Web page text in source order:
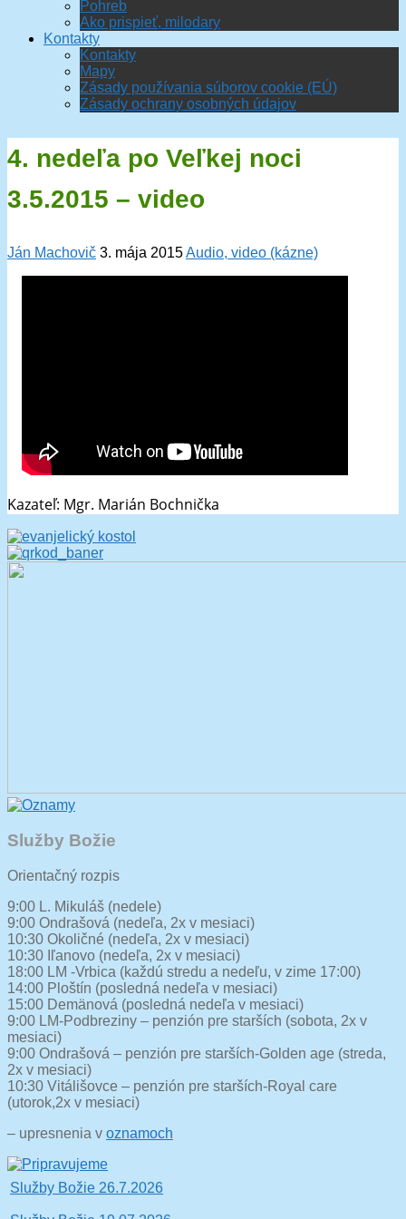
Pohreb
Ako prispieť, milodary
Kontakty
Kontakty
Mapy
Zásady používania súborov cookie (EÚ)
Zásady ochrany osobných údajov
4. nedeľa po Veľkej noci
3.5.2015 – video
Ján Machovič 3. mája 2015Audio, video (kázne)
Kazateľ: Mgr. Marián Bochnička
Služby Božie
Orientačný rozpis
9:00 L. Mikuláš (nedele)
9:00 Ondrašová (nedeľa, 2x v mesiaci)
10:30 Okoličné (nedeľa, 2x v mesiaci)
10:30 Iľanovo (nedeľa, 2x v mesiaci)
18:00 LM -Vrbica (každú stredu a nedeľu, v zime 17:00)
14:00 Ploštín (posledná nedeľa v mesiaci)
15:00 Demänová (posledná nedeľa v mesiaci)
9:00 LM-Podbreziny – penzión pre starších (sobota, 2x v
mesiaci)
9:00 Ondrašová – penzión pre starších-Golden age (streda,
2x v mesiaci)
10:30 Vitálišovce – penzión pre starších-Royal care
(utorok,2x v mesiaci)
– upresnenia v oznamoch
Služby Božie 26.7.2026
Služby Božie 19.07.2026